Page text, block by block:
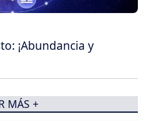
¡Abundancia y
MÁS +